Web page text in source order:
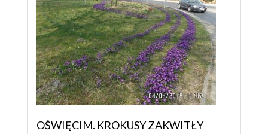
OŚWIĘCIM. KROKUSY ZAKWITŁY